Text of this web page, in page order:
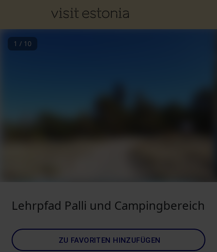
1 / 10
Lehrpfad Palli und Campingbereich
ZU FAVORITEN HINZUFÜGEN